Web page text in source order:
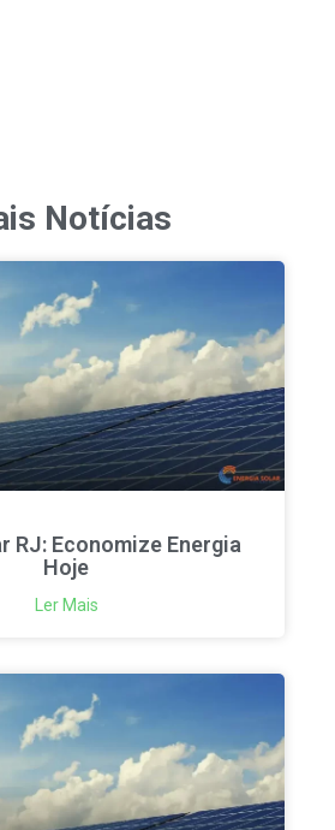
Notícias
RJ: Economize Energia
Hoje
Ler Mais